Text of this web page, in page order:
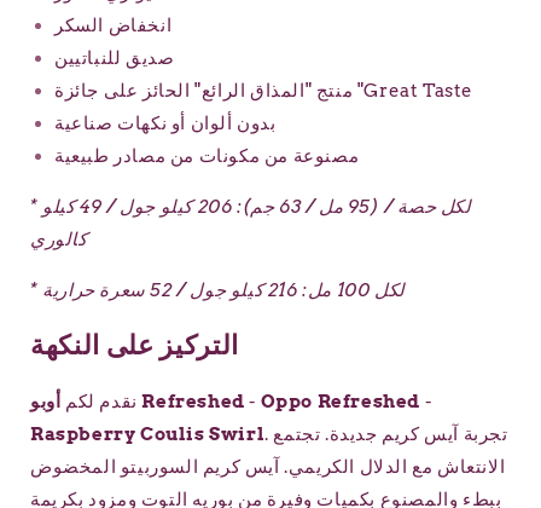
انخفاض السكر
صديق للنباتيين
منتج "المذاق الرائع" الحائز على جائزة "Great Taste
بدون ألوان أو نكهات صناعية
مصنوعة من مكونات من مصادر طبيعية
* لكل حصة / (95 مل / 63 جم): 206 كيلو جول / 49 كيلو
كالوري
* لكل 100 مل: 216 كيلو جول / 52 سعرة حرارية
التركيز على النكهة
نقدم لكم أوبو Refreshed - Oppo Refreshed -
Raspberry Coulis Swirl. تجربة آيس كريم جديدة. تجتمع
الانتعاش مع الدلال الكريمي. آيس كريم السوربيتو المخضوض
ببطء والمصنوع بكميات وفيرة من بوريه التوت ومزود بكريمة